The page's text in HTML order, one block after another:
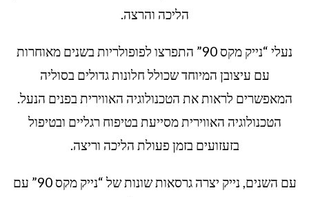
הליכה והרצה.
נעלי “נייק מקס 90” התפרצו לפופולריות בשנים מאוחרות
עם עיצובן המיוחד שכולל חלונות גדולים בסוליה
המאפשרים לראות את הטכנולוגיה האווירית בפנים הנעל.
הטכנולוגיה האווירית מסייעת בטיפוח רגליים ובטיפול
בזעזועים בזמן פעולת הליכה וריצה.
עם השנים, נייק יצרה גרסאות שונות של “נייק מקס 90” עם